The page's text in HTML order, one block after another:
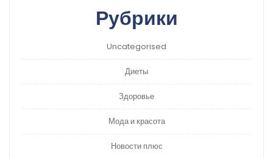
Рубрики
Uncategorised
Диеты
Здоровье
Мода и красота
Новости плюс